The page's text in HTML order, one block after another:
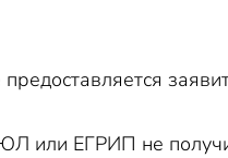
или ЕГРИП не